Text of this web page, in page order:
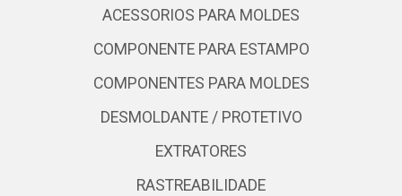
ACESSORIOS PARA MOLDES
COMPONENTE PARA ESTAMPO
COMPONENTES PARA MOLDES
DESMOLDANTE / PROTETIVO
EXTRATORES
RASTREABILIDADE